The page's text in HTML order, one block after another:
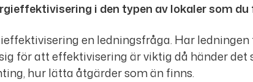
i den typen av lokaler som
en ledningsfråga. Har
för att effektivisering är viktig då händer det
hur lätta åtgärder som än finns.